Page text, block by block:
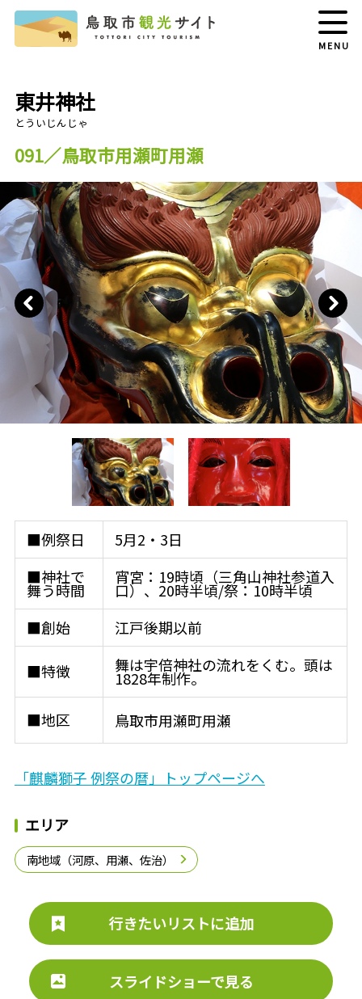
MENU
東井神社
091／鳥取市用瀬町用瀬
■例祭日
5月2・3日
■神社で
舞う時間
宵宮：19時頃（三角山神社参道入
口）、20時半頃/祭：10時半頃
■創始
江戸後期以前
■特徴 舞は宇倍神社の流れをくむ。頭は
1828年制作。
■地区
鳥取市用瀬町用瀬
「麒麟獅子 例祭の暦」トップページへ
エリア
南地域（河原、用瀬、佐治）
行きたいリストに追加
スライドショーで見る